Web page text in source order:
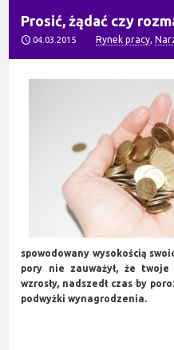
Prosić, żądać czy
04.03.2015 Rynek pracy,
spowodowany wysokością
pory nie zauważył, że
wzrosły, nadszedł czas by
podwyżki wynagrodzenia.